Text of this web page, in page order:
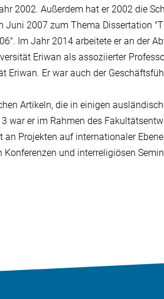
2002. Außerdem hat er 2002 die
Juni 2007 zum Thema Dissertation
Im Jahr 2014 arbeitete er an der
Eriwan als assoziierter
Er war auch der
Artikeln, die in einigen
war er im Rahmen des
an Projekten auf internationaler
und interreligiösen